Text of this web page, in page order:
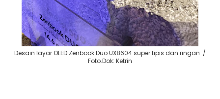
Desain layar OLED Zenbook Duo UX8604 super tipis dan ringan /
Foto.Dok: Ketrin